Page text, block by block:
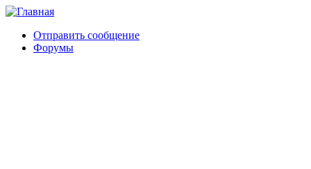
Отправить сообщение
Форумы